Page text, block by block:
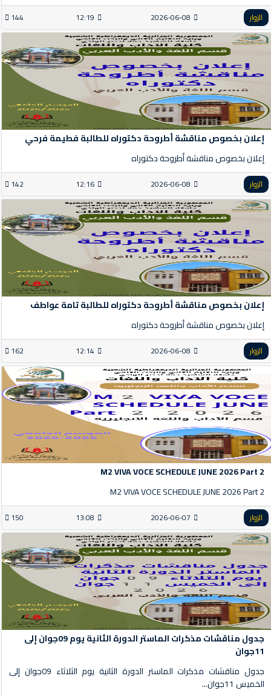
الزوار 2026-06-08
12:19
144
إعلان بخصوص مناقشة أطروحة دكتوراه للطالبة فطيمة فرحي
إعلان بخصوص مناقشة أطروحة دكتوراه
الزوار 2026-06-08
12:16
142
إعلان بخصوص مناقشة أطروحة دكتوراه للطالبة تامة عواطف
إعلان بخصوص مناقشة أطروحة دكتوراه
الزوار 2026-06-08
12:14
162
M2 VIVA VOCE SCHEDULE JUNE 2026 Part 2
M2 VIVA VOCE SCHEDULE JUNE 2026 Part 2
الزوار 2026-06-07
13:08
150
جدول مناقشات مذكرات الماستر الدورة الثانية يوم 09جوان إلى
11جوان
جدول مناقشات مذكرات الماستر الدورة الثانية يوم الثلاثاء 09جوان إلى
الخميس 11جوان...